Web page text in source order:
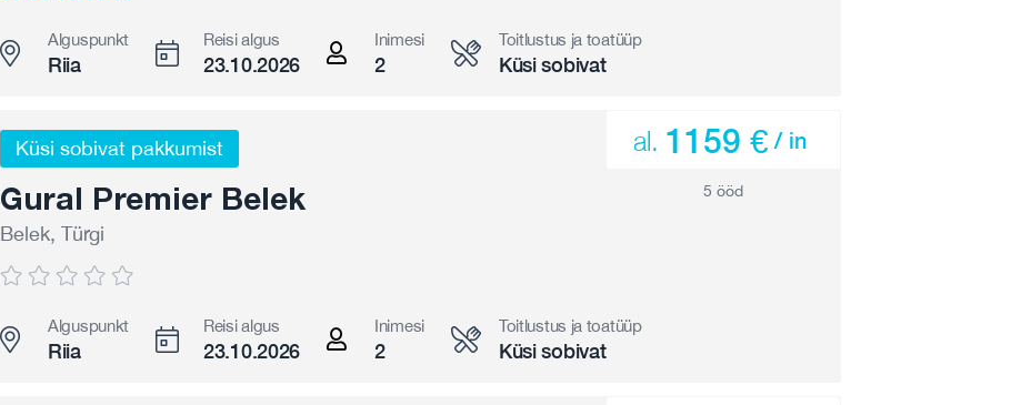
Alguspunkt
Riia
Reisi algus
23.10.2026
Inimesi
2
Toitlustus ja toatüüp
Küsi sobivat
Küsi sobivat pakkumist
Gural Premier Belek
Belek, Türgi
al. 1159 € / in
5 ööd
Alguspunkt
Riia
Reisi algus
23.10.2026
Inimesi
2
Toitlustus ja toatüüp
Küsi sobivat